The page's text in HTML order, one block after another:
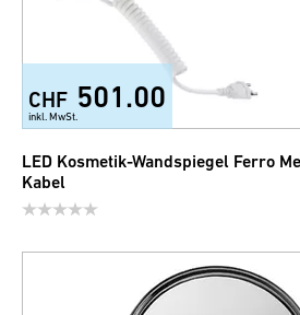
CHF 501.00
inkl. MwSt.
LED Kosmetik-Wandspiegel Ferro
Kabel